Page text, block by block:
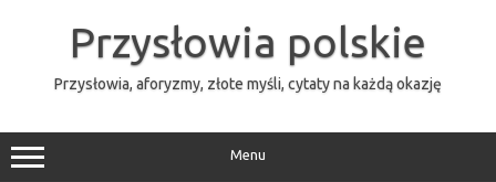
Przysłowia polskie
Przysłowia, aforyzmy, złote myśli, cytaty na każdą okazję
Menu